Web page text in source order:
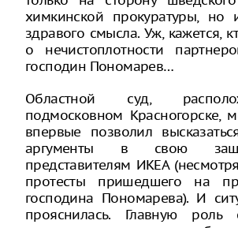
химкинской прокуратуры, но
здравого смысла. Уж, кажется,
о нечистоплотности
господин Пономарев…
Областной суд,
подмосковном Красногорске,
впервые позволил
аргументы в свою
представителям ИКЕА
протесты пришедшего на
господина Пономарева). И
прояснилась. Главную роль